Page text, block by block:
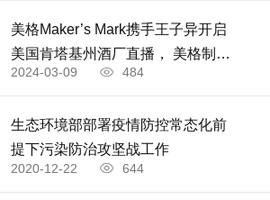
美格Maker’s Mark携手王子异开启
美国肯塔基州酒厂直播， 美格制造
之旅任由你造
2024-03-09 484
生态环境部部署疫情防控常态化前
提下污染防治攻坚战工作
2020-12-22 644